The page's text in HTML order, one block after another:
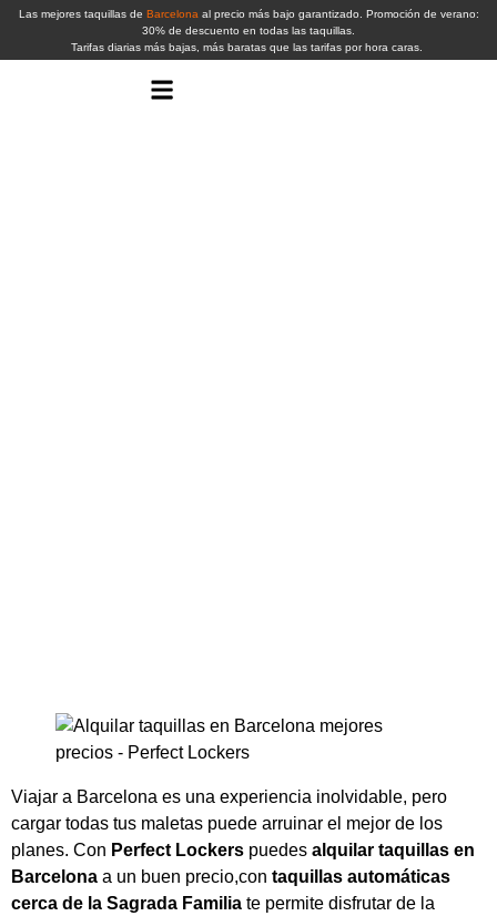
Las mejores taquillas de Barcelona al precio más bajo garantizado. Promoción de verano:
30% de descuento en todas las taquillas.
Tarifas diarias más bajas, más baratas que las tarifas por hora caras.
Viajar a Barcelona es una experiencia inolvidable, pero
cargar todas tus maletas puede arruinar el mejor de los
planes. Con Perfect Lockers puedes alquilar taquillas en
Barcelona a un buen precio,con taquillas automáticas
cerca de la Sagrada Familia te permite disfrutar de la